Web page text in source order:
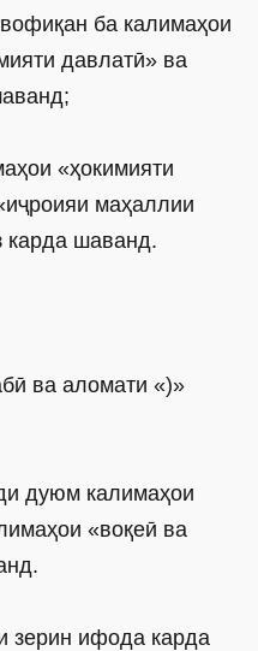
ба калимаҳои
давлатӣ» ва
«ҳокимияти
маҳаллии
карда шаванд.
ва аломати «)»
дуюм калимаҳои
«воқеӣ ва
зерин ифода карда